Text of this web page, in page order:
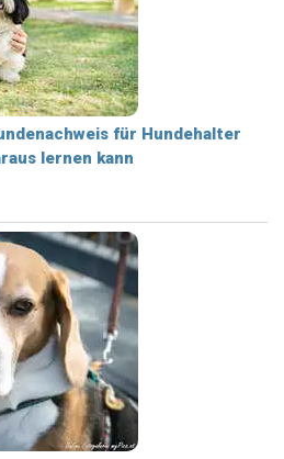
für Hundehalter
lernen kann